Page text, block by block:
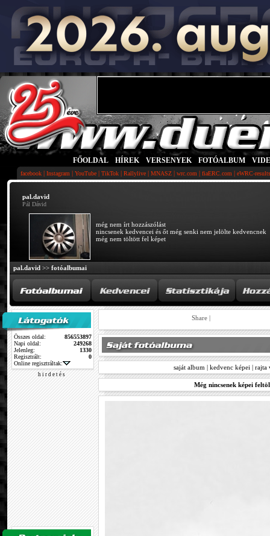
FŐOLDAL HÍREK VERSENYEK FOTÓALBUM
facebook | Instagram | YouTube | TikTok | Rallylive | MNASZ | wrc.com | fiaERC.com | eWRC-
pal.david
Pál Dávid
még nem írt hozzászólást
nincsenek kedvencei és őt még senki nem jelölte kedvencnek
még nem töltött fel képet
pal.david >> fotóalbumai
Összes oldal:
856553897
Napi oldal:
249268
Jelenleg:
1330
Regisztrált:
0
Online regisztráltak:
h i r d e t é s
Share |
saját album |kedvenc képei |rajta
Még nincsenek képei